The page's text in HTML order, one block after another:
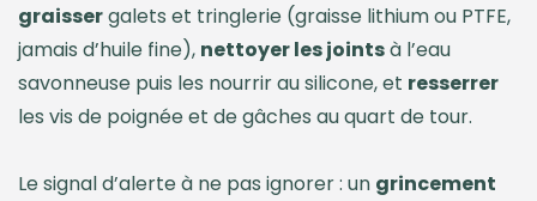
graissergalets et tringlerie (graisse lithium ou PTFE,
jamais d’huile fine), nettoyer les jointsà l’eau
savonneuse puis les nourrir au silicone, et resserrer
les vis de poignée et de gâches au quart de tour.
Le signal d’alerte à ne pas ignorer : un grincement